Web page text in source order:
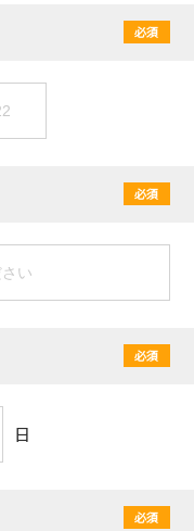
必須
必須
必須
日
必須